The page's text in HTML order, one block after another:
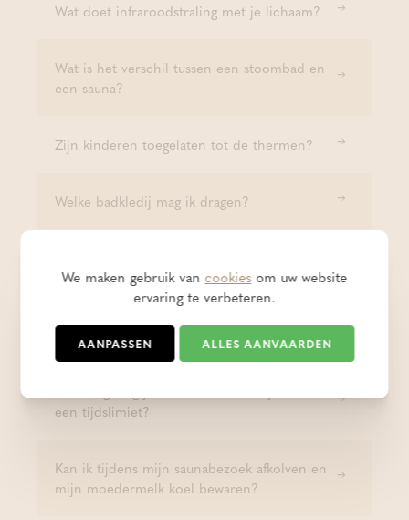
Wat doet infraroodstraling met je lichaam?
Wat is het verschil tussen een stoombad en
een sauna?
Zijn kinderen toegelaten tot de thermen?
Welke badkledij mag ik dragen?
kopen?
een tijdslimiet?
Kan ik tijdens mijn saunabezoek afkolven en
mijn moedermelk koel bewaren?
We maken gebruik vancookiesom uw website
ervaring te verbeteren.
AANPASSEN ALLES AANVAARDEN